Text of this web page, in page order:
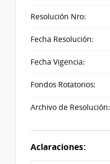
Resolución Nro:
Fecha Resolución:
Fecha Vigencia:
Fondos Rotatorios:
Archivo de Resolución:
Aclaraciones: